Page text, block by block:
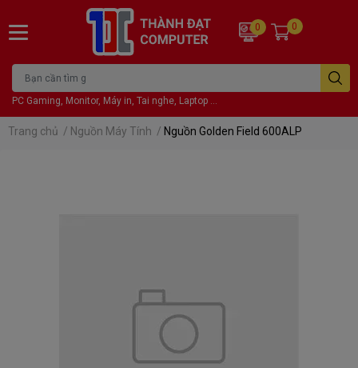
PC Gaming, Monitor, Máy in, Tai nghe, Laptop ...
0 0
Trang chủ / Nguồn Máy Tính / Nguồn Golden Field 600ALP